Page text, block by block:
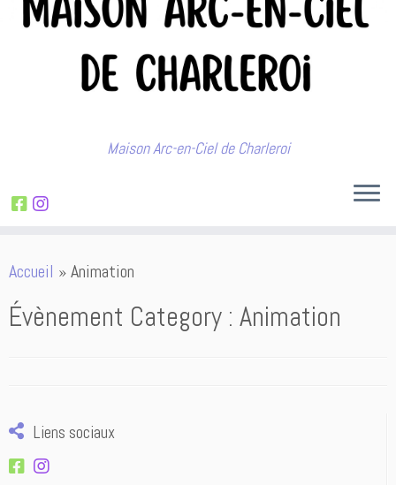
au
contenu
Maison Arc-en-Ciel de Charleroi
Accueil »Animation
Évènement Category : Animation
Liens sociaux